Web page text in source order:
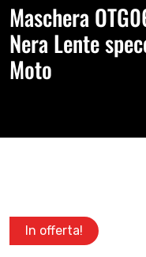
Maschera
Nera Lente
Moto
In offerta!